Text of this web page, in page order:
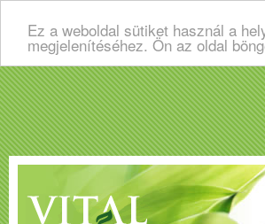
Ez a weboldal sütiket használ a
megjelenítéséhez. Ön az oldal